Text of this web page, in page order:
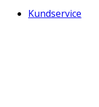
Kundservice